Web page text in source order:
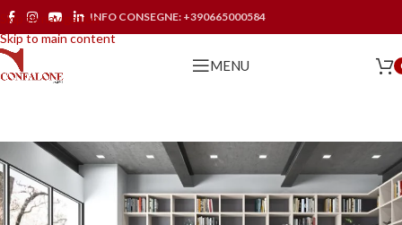
Skip to navigation
Skip to main content
INFO CONSEGNE: +390665000584
MENU